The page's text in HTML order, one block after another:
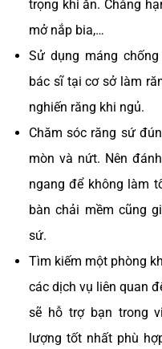
trọng khi ăn. Chẳng
mở nắp bia,…
Sử dụng máng
bác sĩ tại cơ sở làm
nghiến răng khi ngủ.
Chăm sóc răng sứ
mòn và nứt. Nên
ngang để không làm
bàn chải mềm cũng
sứ.
Tìm kiếm một phòng
các dịch vụ liên quan
sẽ hỗ trợ bạn trong
lượng tốt nhất phù